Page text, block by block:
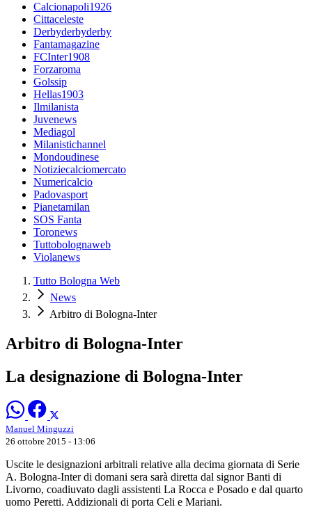
Calcionapoli1926
Cittaceleste
Derbyderbyderby
Fantamagazine
FCInter1908
Forzaroma
Golssip
Hellas1903
Ilmilanista
Juvenews
Mediagol
Milanistichannel
Mondoudinese
Notiziecalciomercato
Numericalcio
Padovasport
Pianetamilan
SOS Fanta
Toronews
Tuttobolognaweb
Violanews
Tutto Bologna Web
News
Arbitro di Bologna-Inter
Arbitro di Bologna-Inter
La designazione di Bologna-Inter
Manuel Minguzzi
26 ottobre 2015 - 13:06
Uscite le designazioni arbitrali relative alla decima giornata di Serie
A. Bologna-Inter di domani sera sarà diretta dal signor Banti di
Livorno, coadiuvato dagli assistenti La Rocca e Posado e dal quarto
uomo Peretti. Addizionali di porta Celi e Mariani.